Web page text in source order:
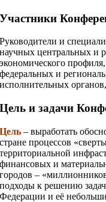
Участники
Руководители и
научных центральных и
экономического
федеральных и
исполнительных
Цель и задачи
Цель – выработать
стране процессов
территориальной
финансовых и
городов –
подходы к решению
Федерации и её